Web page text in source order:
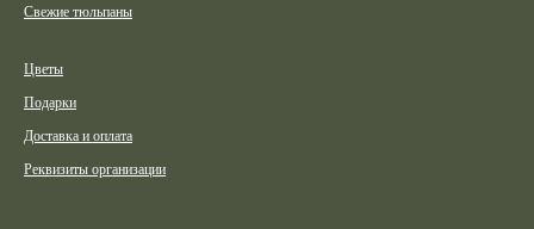
Свежие тюльпаны
Цветы
Подарки
Доставка и оплата
Реквизиты организации